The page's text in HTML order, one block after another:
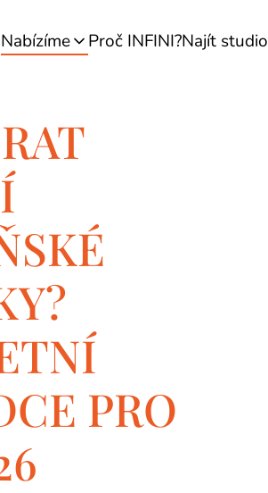
Nabízíme Proč INFINI?Najít studio
PRO